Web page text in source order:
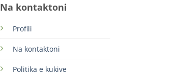
Na kontaktoni
Profili
Na kontaktoni
Politika e kukive